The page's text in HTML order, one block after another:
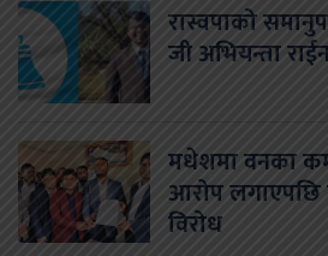
रास्वपाको
जी अभियन्ता
मधेशमा वनका
आरोप लगाएपछि
विरोध